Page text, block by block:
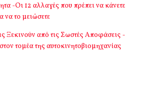
-Οι 12 αλλαγές που πρέπει να κάνετε
να το μειώσετε
Ξεκινούν από τις Σωστές Αποφάσεις -
τομέα της αυτοκινητοβιομηχανίας